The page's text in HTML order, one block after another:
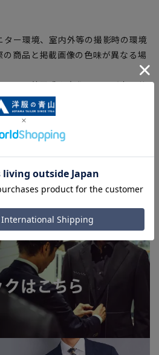
ー環境、室内外等の撮影時の環境
商品と掲載画像の色味が異なる場
り、着用感や実際のサイズ表に若
ざいます。予めご了承ください。
います。予めご了承ください。(お
しても、ご注文のタイミングによっ
選択できない場合がございます。)